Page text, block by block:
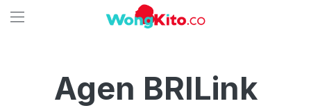
Agen BRILink